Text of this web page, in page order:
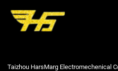
Taizhou HarsMarg Electromechenical